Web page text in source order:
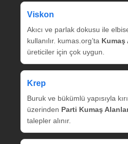
Viskon
Akıcı ve parlak dokusu ile
kullanılır. kumas.org’ta Kumaş
üreticiler için çok uygun.
Krep
Buruk ve bükümlü yapısıyla
üzerinden Parti Kumaş
talepler alınır.